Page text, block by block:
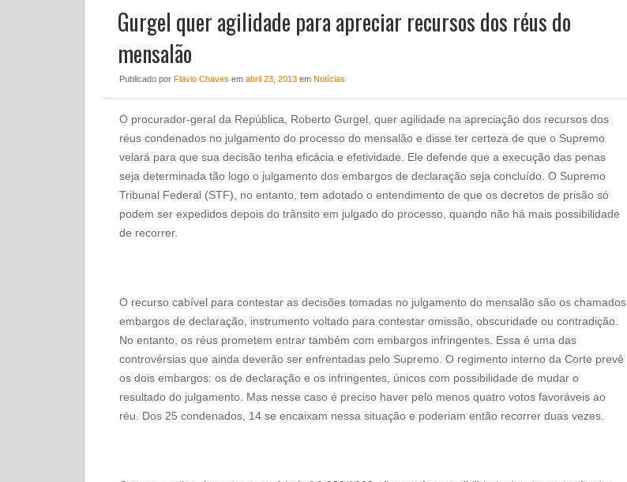
Gurgel quer agilidade para apreciar recursos dos réus do
mensalão
Publicado por Flavio Chaves em abril 23, 2013em Notícias
O procurador-geral da República, Roberto Gurgel, quer agilidade na apreciação dos recursos dos
réus condenados no julgamento do processo do mensalão e disse ter certeza de que o Supremo
velará para que sua decisão tenha eficácia e efetividade. Ele defende que a execução das penas
seja determinada tão logo o julgamento dos embargos de declaração seja concluído. O Supremo
Tribunal Federal (STF), no entanto, tem adotado o entendimento de que os decretos de prisão só
podem ser expedidos depois do trânsito em julgado do processo, quando não há mais possibilidade
de recorrer.
O recurso cabível para contestar as decisões tomadas no julgamento do mensalão são os chamados
embargos de declaração, instrumento voltado para contestar omissão, obscuridade ou contradição.
No entanto, os réus prometem entrar também com embargos infringentes. Essa é uma das
controvérsias que ainda deverão ser enfrentadas pelo Supremo. O regimento interno da Corte prevê
os dois embargos: os de declaração e os infringentes, únicos com possibilidade de mudar o
resultado do julgamento. Mas nesse caso é preciso haver pelo menos quatro votos favoráveis ao
réu. Dos 25 condenados, 14 se encaixam nessa situação e poderiam então recorrer duas vezes.